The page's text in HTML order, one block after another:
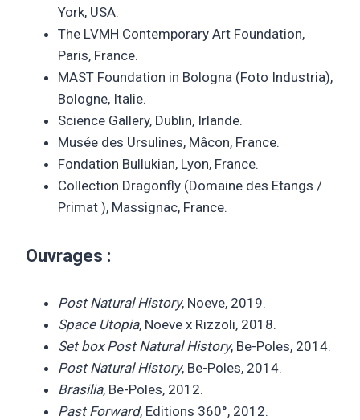
York, USA.
The LVMH Contemporary Art Foundation,
Paris, France.
MAST Foundation in Bologna (Foto Industria),
Bologne, Italie.
Science Gallery, Dublin, Irlande.
Musée des Ursulines, Mâcon, France.
Fondation Bullukian, Lyon, France.
Collection Dragonfly (Domaine des Etangs /
Primat ), Massignac, France.
Ouvrages :
Post Natural History, Noeve, 2019.
Space Utopia, Noeve x Rizzoli, 2018.
Set box Post Natural History, Be-Poles, 2014.
Post Natural History, Be-Poles, 2014.
Brasilia, Be-Poles, 2012.
Past Forward, Editions 360°, 2012.